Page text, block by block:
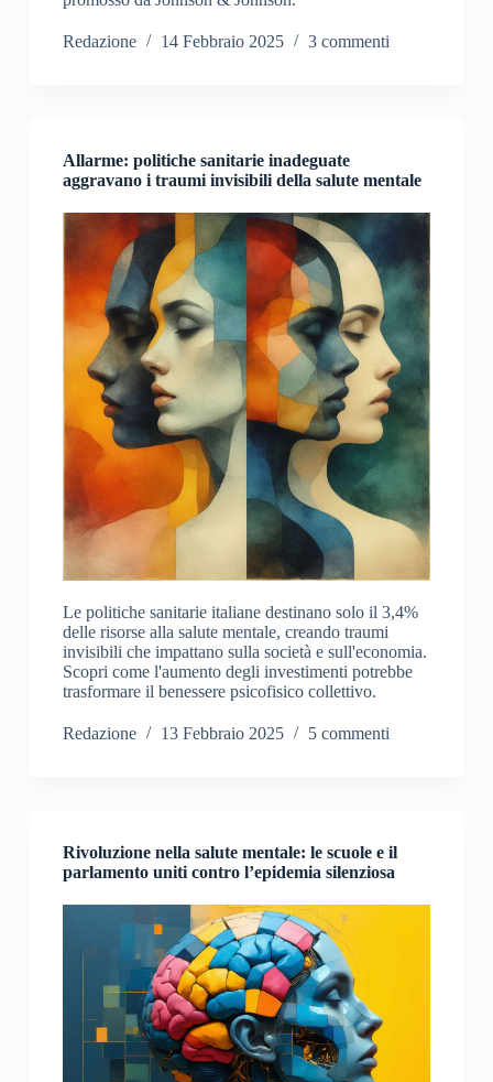
Redazione 14 Febbraio 2025 3 commenti
Allarme: politiche sanitarie inadeguate
aggravano i traumi invisibili della salute mentale
Le politiche sanitarie italiane destinano solo il 3,4%
delle risorse alla salute mentale, creando traumi
invisibili che impattano sulla società e sull'economia.
Scopri come l'aumento degli investimenti potrebbe
trasformare il benessere psicofisico collettivo.
Redazione 13 Febbraio 2025 5 commenti
Rivoluzione nella salute mentale: le scuole e il
parlamento uniti contro l’epidemia silenziosa